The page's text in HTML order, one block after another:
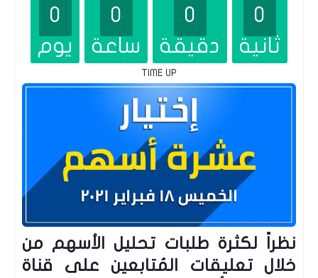
0
ثانية
0
دقيقة
0
ساعة
0
يوم
TIME UP
نظراً لكثرة طلبات تحليل الأسهم من
خلال تعليقات المُتابعين على قناة